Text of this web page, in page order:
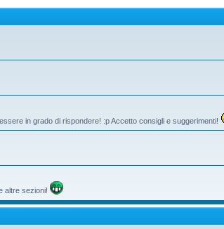
in grado di rispondere! :p Accetto consigli e suggerimenti!
altre sezioni!